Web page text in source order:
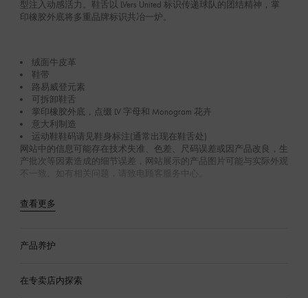
型注入动感活力。鞋舌以 LVers United 标识传递球队的团结精神，掌
印橡胶外底将多重品牌标识共冶一炉。
绒面牛皮革
鞋带
路易威登元素
可拆卸鞋舌
掌印橡胶外底，点缀 LV 字母和 Monogram 花卉
意大利制造
运动鞋鞋码请见鞋身标注(通常出现在鞋舌处)
网站中的信息可能存在技术失准、色差、尺码误差或因产品改良，生
产批次等因素造成的细节误差，网站展示的产品图片可能与实际外观
不一致。如有相关问题，请致电顾客服务中心。
查看更多
产品养护
在专卖店内探索